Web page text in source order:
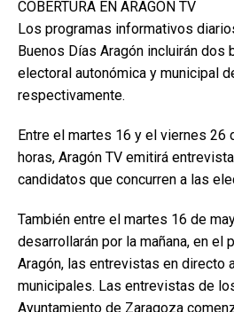
COBERTURA EN ARAGÓN TV
Los programas informativos
Buenos Días Aragón incluirán dos
electoral autonómica y municipal
respectivamente.
Entre el martes 16 y el viernes 26
horas, Aragón TV emitirá
candidatos que concurren a las
También entre el martes 16 de
desarrollarán por la mañana, en el
Aragón, las entrevistas en directo
municipales. Las entrevistas de
Ayuntamiento de Zaragoza